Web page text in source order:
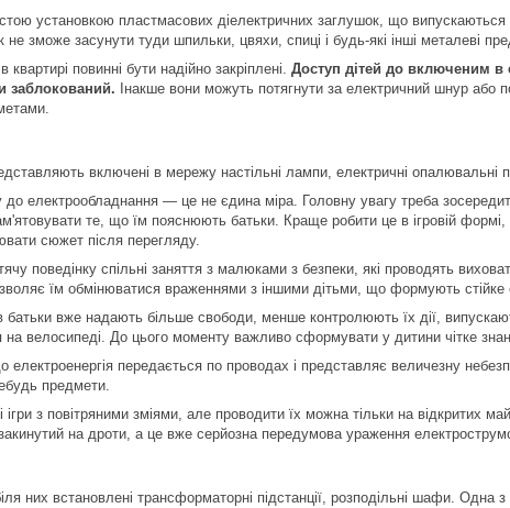
установкою пластмасових діелектричних заглушок, що
не зможе засунути туди шпильки, цвяхи, спиці і будь-які інші металеві
квартирі повинні бути надійно закріплені. Доступ дітей до включеним в
заблокований.
Інакше вони можуть потягнути за електричний шнур або
включені в мережу настільні лампи, електричні опалювальні
електрообладнання — це не єдина міра. Головну увагу треба
те, що їм пояснюють батьки. Краще робити це в ігровій формі,
сюжет після перегляду.
поведінку спільні заняття з малюками з безпеки, які проводять
їм обмінюватися враженнями з іншими дітьми, що формують стійке
батьки вже надають більше свободи, менше контролюють їх дії,
на велосипеді. До цього моменту важливо сформувати у дитини чітке
електроенергія передається по проводах і представляє величезну
предмети.
ігри з повітряними зміями, але проводити їх можна тільки на відкритих
на дроти, а це вже серйозна передумова ураження
них встановлені трансформаторні підстанції, розподільні шафи.